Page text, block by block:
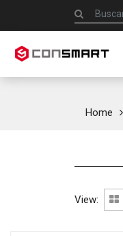
Home
View: